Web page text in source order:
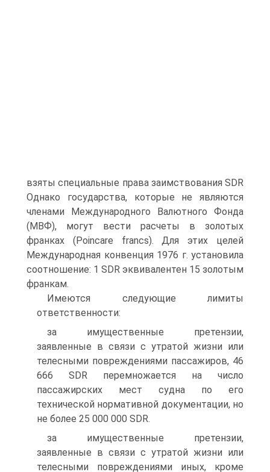
взяты специальные права заимствования SDR
Однако государства, которые не являются
членами Международного Валютного Фонда
(МВФ), могут вести расчеты в золотых
франках (Poincare francs). Для этих целей
Международная конвенция 1976 г. установила
соотношение: 1 SDR эквивалентен 15 золотым
франкам.
Имеются следующие лимиты
ответственности:
за имущественные претензии,
заявленные в связи с утратой жизни или
телесными повреждениями пассажиров, 46
666 SDR перемножается на число
пассажирских мест судна по его
технической нормативной документации, но
не более 25 000 000 SDR.
за имущественные претензии,
заявленные в связи с утратой жизни или
телесными повреждениями иных, кроме